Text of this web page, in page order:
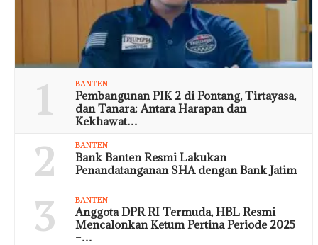
1 BANTEN
Pembangunan PIK 2 di Pontang, Tirtayasa,
dan Tanara: Antara Harapan dan
Kekhawat…
2 BANTEN
Bank Banten Resmi Lakukan
Penandatanganan SHA dengan Bank Jatim
3 BANTEN
Anggota DPR RI Termuda, HBL Resmi
Mencalonkan Ketum Pertina Periode 2025
–…